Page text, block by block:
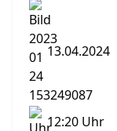
13.04.2024
12:20 Uhr